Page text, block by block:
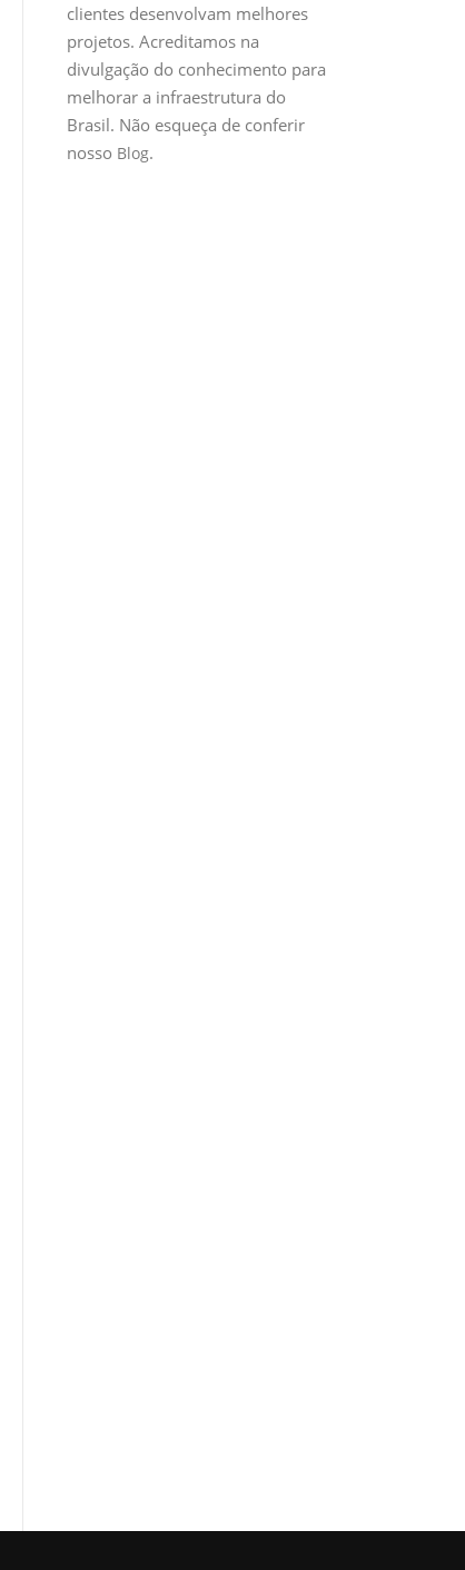
clientes desenvolvam melhores
projetos. Acreditamos na
divulgação do conhecimento para
melhorar a infraestrutura do
Brasil. Não esqueça de conferir
nosso Blog.